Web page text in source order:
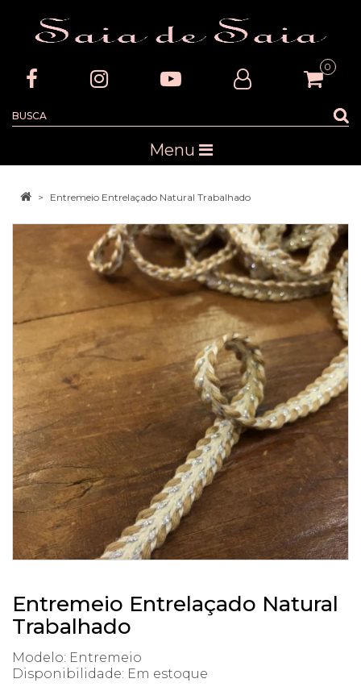
0
Menu
Entremeio Entrelaçado Natural Trabalhado
Entremeio Entrelaçado Natural
Trabalhado
Modelo: Entremeio
Disponibilidade: Em estoque